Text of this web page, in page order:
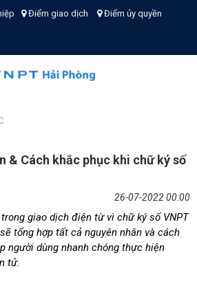
Điểm giao dịch Điểm ủy quyền
& Cách khắc phục khi chữ ký số
26-07-2022 00:00
giao dịch điện từ vì chữ ký số VNPT
tổng hợp tất cả nguyên nhân và cách
người dùng nhanh chóng thực hiện
tử.